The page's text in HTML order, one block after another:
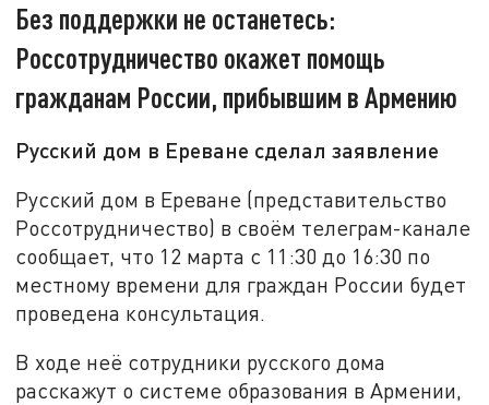
Без поддержки не останетесь:
Россотрудничество окажет помощь
гражданам России, прибывшим в Армению
Русский дом в Ереване сделал заявление
Русский дом в Ереване (представительство
Россотрудничество) в своём телеграм-канале
сообщает, что 12 марта с 11:30 до 16:30 по
местному времени для граждан России будет
проведена консультация.
В ходе неё сотрудники русского дома
расскажут о системе образования в Армении,